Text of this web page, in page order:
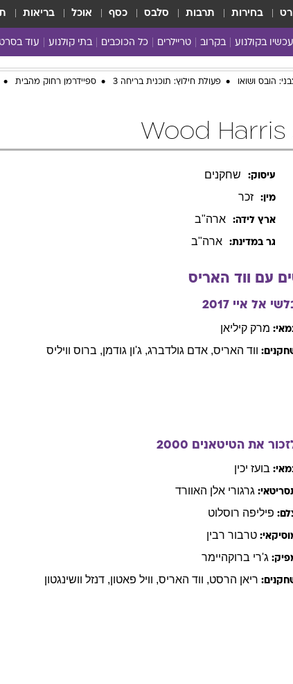
בחירות תרבות סלבס כסף אוכל בריאות
עכשיו בקולנוע בקרוב טריילרים כל הכוכבים בתי קולנוע עוד
כל
הובס ושואו פעולת חילוץ: תוכנית בריחה 3 ספיידרמן רחוק מהבית
עיסוק: שחקנים
מין: זכר
ארץ לידה: ארה"ב
גר במדינת: ארה"ב
עם ווד האריס
אל איי 2017
מרק קיליאן
ווד האריס, אדם גולדברג, ג'ון גודמן, ברוס וויליס
את הטיטאנים 2000
בועז יכין
גרגורי אלן האוורד
פיליפה רוסלוט
טרבור רבין
ג'רי ברוקהיימר
ריאן הרסט, ווד האריס, וויל פאטון, דנזל וושינגטון